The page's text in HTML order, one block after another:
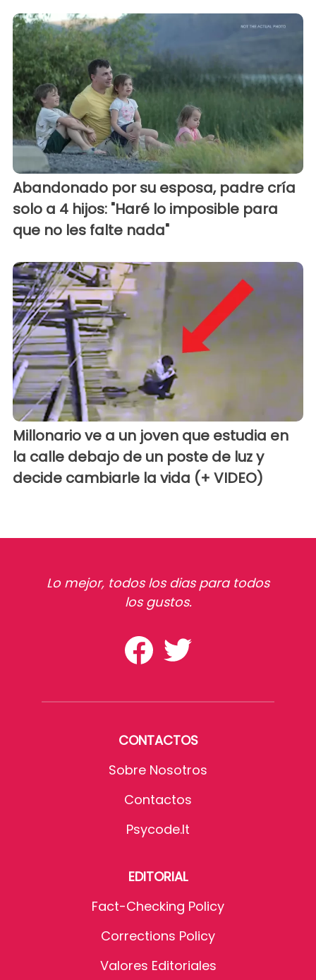
Abandonado por su esposa, padre cría
solo a 4 hijos: "Haré lo imposible para
que no les falte nada"
Millonario ve a un joven que estudia en
la calle debajo de un poste de luz y
decide cambiarle la vida (+ VIDEO)
Lo mejor, todos los dias para todos
los gustos.
CONTACTOS
Sobre Nosotros
Contactos
Psycode.it
EDITORIAL
Fact-Checking Policy
Corrections Policy
Valores Editoriales